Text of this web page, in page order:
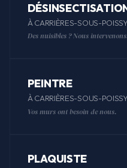
À CARRIÈRES-SOUS-POISSY
Des nuisibles ? Nous
PEINTRE
À CARRIÈRES-SOUS-POISSY
Vos murs ont besoin de nous.
PLAQUISTE